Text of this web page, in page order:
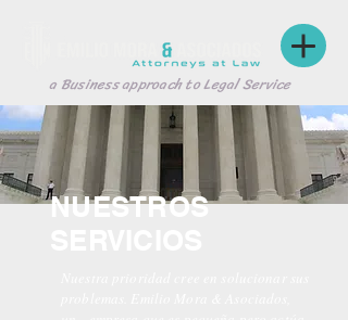
a Business approach to Legal Service
NUESTROS